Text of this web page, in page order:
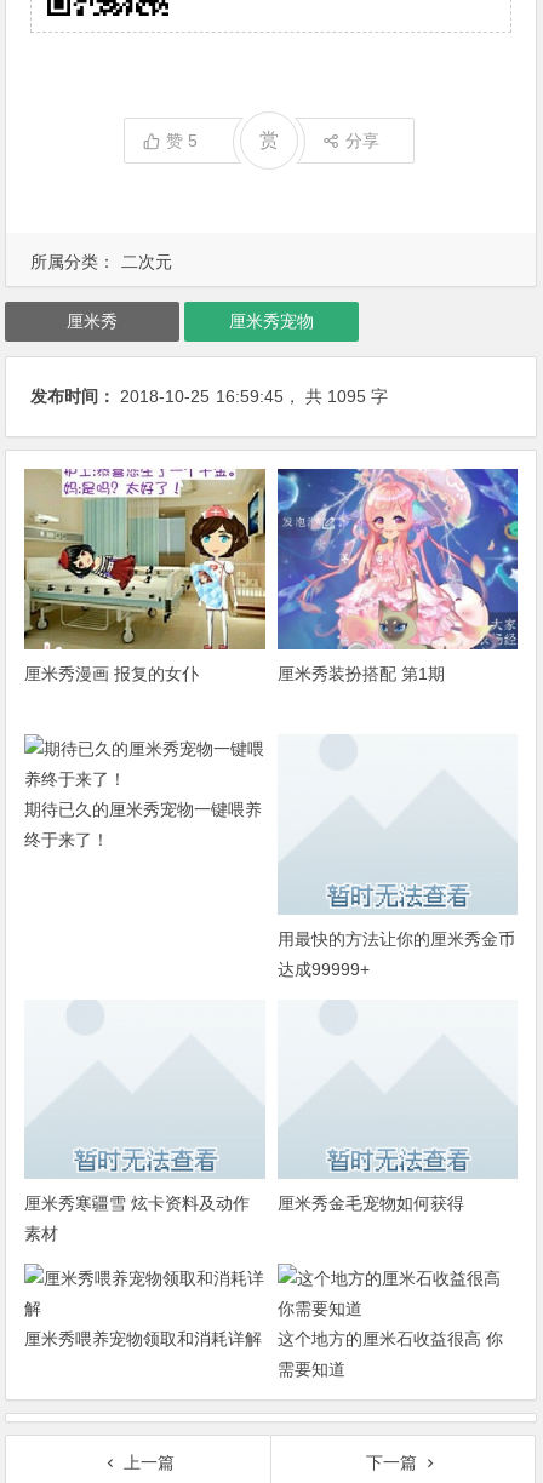
所属分类： 二次元
赞 5 赏 分享
厘米秀 厘米秀宠物
发布时间： 2018-10-25 16:59:45 ， 共 1095 字
厘米秀漫画 报复的女仆 厘米秀装扮搭配 第1期
期待已久的厘米秀宠物一键喂养
终于来了！
用最快的方法让你的厘米秀金币
达成99999+
厘米秀寒疆雪 炫卡资料及动作
素材
厘米秀金毛宠物如何获得
厘米秀喂养宠物领取和消耗详解
这个地方的厘米石收益很高 你
需要知道
上一篇 下一篇